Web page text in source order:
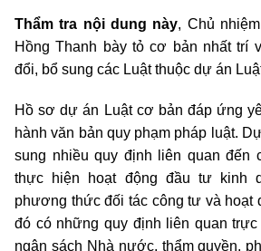
Thẩm tra nội dung này, Chủ
Hồng Thanh bày tỏ cơ bản nhất trí
đổi, bổ sung các Luật thuộc dự án
Hồ sơ dự án Luật cơ bản đáp ứng
hành văn bản quy phạm pháp luật.
sung nhiều quy định liên quan đến
thực hiện hoạt động đầu tư kinh
phương thức đối tác công tư và hoạt
đó có những quy định liên quan
ngân sách Nhà nước, thẩm quyền,